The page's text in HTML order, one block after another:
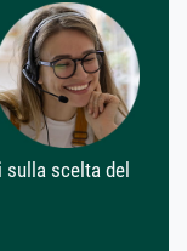
sulla scelta del